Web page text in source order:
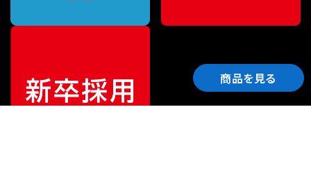
商品を見る